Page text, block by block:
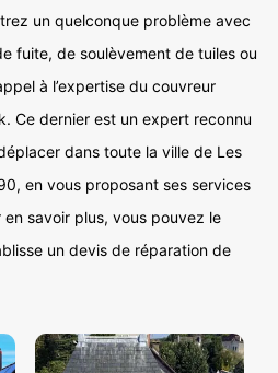
un quelconque problème avec
fuite, de soulèvement de tuiles ou
à l’expertise du couvreur
Ce dernier est un expert reconnu
dans toute la ville de Les
en vous proposant ses services
savoir plus, vous pouvez le
un devis de réparation de